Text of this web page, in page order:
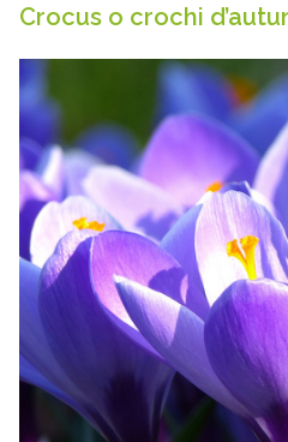
Crocus o crochi